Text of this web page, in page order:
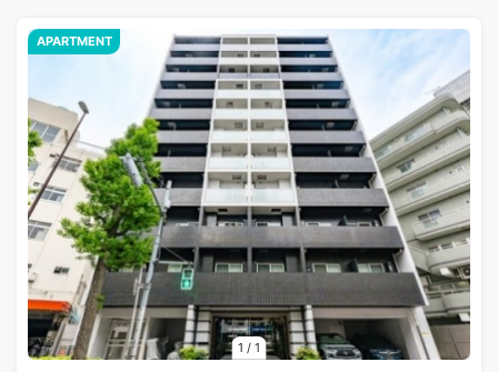
1 / 1
APARTMENT